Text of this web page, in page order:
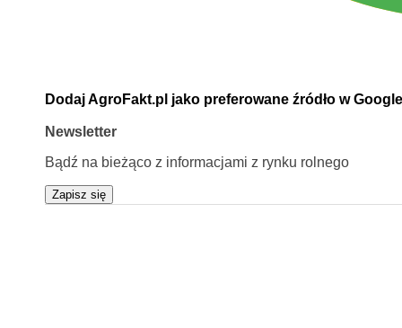
Dodaj AgroFakt.pl jako preferowane źródło w Google
Newsletter
Bądź na bieżąco z informacjami z rynku rolnego
Zapisz się